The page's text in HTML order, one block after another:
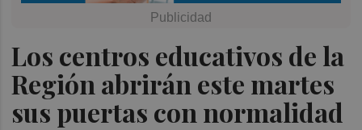
Los centros educativos de la
Región abrirán este martes
sus puertas con normalidad